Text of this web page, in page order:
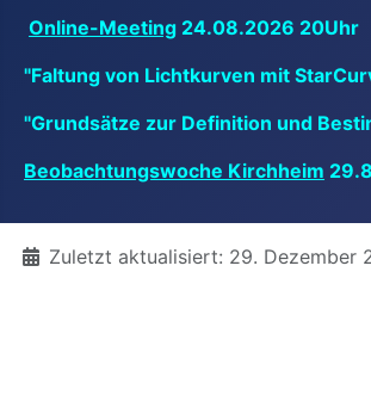
Online-Meeting 24.08.2026 20Uhr
"Faltung von Lichtkurven mit
"Grundsätze zur Definition und
Beobachtungswoche Kirchheim
DetailsZuletzt aktualisiert: 29. Dezember